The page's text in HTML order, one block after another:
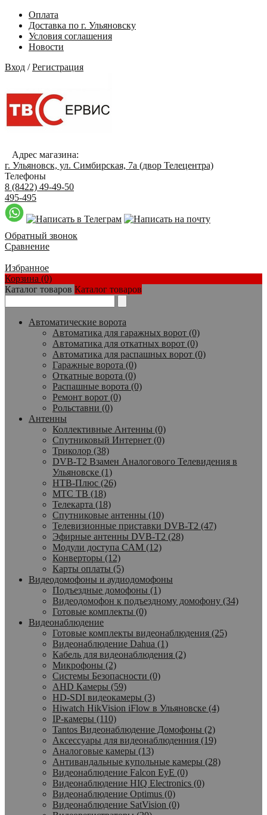
Оплата
Доставка по г. Ульяновску
Условия соглашения
Новости
Вход /Регистрация
Адрес магазина:
г. Ульяновск, ул. Симбирская, 7а (двор Телецентра)
Телефоны
8 (8422) 49-49-50
495-495
Обратный звонок
Сравнение
Избранное
Корзина (0)
Каталог товаров Каталог товаров
Автоматические ворота
Автоматика для гаражных ворот (0)
Автоматика для откатных ворот (0)
Автоматика для распашных ворот (0)
Гаражные ворота (0)
Откатные ворота (0)
Распашные ворота (0)
Ремонт ворот (0)
Рольставни (0)
Антенны
Коллективные Антенны (0)
Спутниковый Интернет (0)
Триколор (38)
DVB-T2 Взамен Аналогового Телевидения в
Ульяновске (1)
НТВ-Плюс (26)
МТС ТВ (18)
Телекарта (18)
Спутниковые антенны (10)
Телевизионные приставки DVB-T2 (47)
Эфирные антенны DVB-T2 (28)
Модули доступа CAM (12)
Конверторы (12)
Карты оплаты (5)
Видеодомофоны и аудиодомофоны
Подъездные домофоны (1)
Видеодомофон к подъездному домофону (34)
Готовые комплекты (0)
Видеонаблюдение
Готовые комплекты видеонаблюдения (25)
Видеонаблюдение Dahua (1)
Кабель для видеонаблюдения (2)
Микрофоны (2)
Системы Безопасности (0)
AHD Камеры (59)
HD-SDI видеокамеры (3)
Hiwatch HikVision iFlow в Ульяновске (4)
IP-камеры (110)
Tantos Видеонаблюдение Домофоны (2)
Аксессуары для видеонаблюденния (19)
Аналоговые камеры (13)
Антивандальные купольные камеры (28)
Видеонаблюдение Falcon EyE (0)
Видеонаблюдение HIQ Electronics (0)
Видеонаблюдение Optimus (0)
Видеонаблюдение SatVision (0)